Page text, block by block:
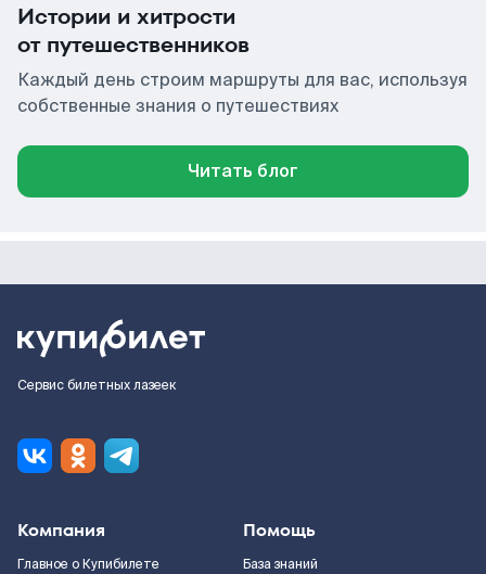
Истории и хитрости
от путешественников
Каждый день строим маршруты для вас, используя
собственные знания о путешествиях
Читать блог
Сервис билетных лазеек
Компания
Главное о Купибилете
Помощь
База знаний